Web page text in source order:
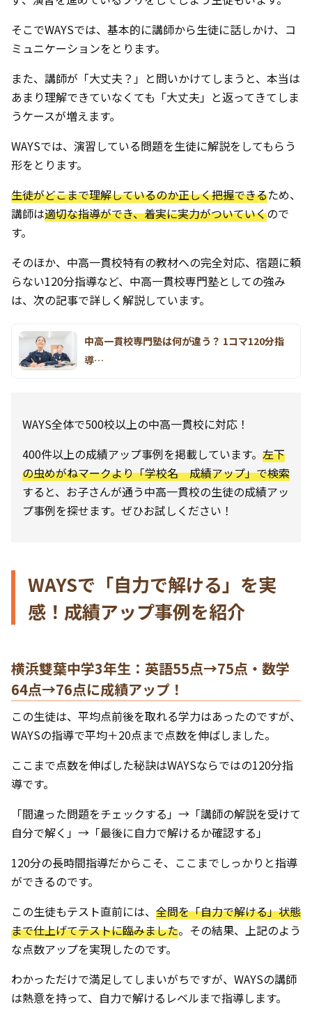
そこでWAYSでは、基本的に講師から生徒に話しかけ、コ
ミュニケーションをとります。
また、講師が「大丈夫？」と問いかけてしまうと、本当は
あまり理解できていなくても「大丈夫」と返ってきてしま
うケースが増えます。
WAYSでは、演習している問題を生徒に解説をしてもらう
形をとります。
生徒がどこまで理解しているのか正しく把握できるため、
講師は適切な指導ができ、着実に実力がついていくので
す。
そのほか、中高一貫校特有の教材への完全対応、宿題に頼
らない120分指導など、中高一貫校専門塾としての強み
は、次の記事で詳しく解説しています。
中高一貫校専門塾は何が違う？ 1コマ120分指
導…
WAYS全体で500校以上の中高一貫校に対応！
400件以上の成績アップ事例を掲載しています。 左下
の虫めがねマークより「学校名 成績アップ」で検索
すると、お子さんが通う中高一貫校の生徒の成績アッ
プ事例を探せます。ぜひお試しください！
WAYSで「自力で解ける」を実
感！成績アップ事例を紹介
横浜雙葉中学3年生：英語55点→75点・数学
64点→76点に成績アップ！
この生徒は、平均点前後を取れる学力はあったのですが、
WAYSの指導で平均＋20点まで点数を伸ばしました。
ここまで点数を伸ばした秘訣はWAYSならではの120分指
導です。
「間違った問題をチェックする」→「講師の解説を受けて
自分で解く」→「最後に自力で解けるか確認する」
120分の長時間指導だからこそ、ここまでしっかりと指導
ができるのです。
この生徒もテスト直前には、 全問を「自力で解ける」状態
まで仕上げてテストに臨みました。その結果、上記のよう
な点数アップを実現したのです。
わかっただけで満足してしまいがちですが、WAYSの講師
は熱意を持って、自力で解けるレベルまで指導します。